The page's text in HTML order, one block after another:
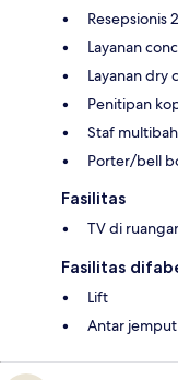
Resepsionis
Layanan
Layanan dry
Penitipan
Staf
Porter/bell
Fasilitas
TV di
Fasilitas
Lift
Antar